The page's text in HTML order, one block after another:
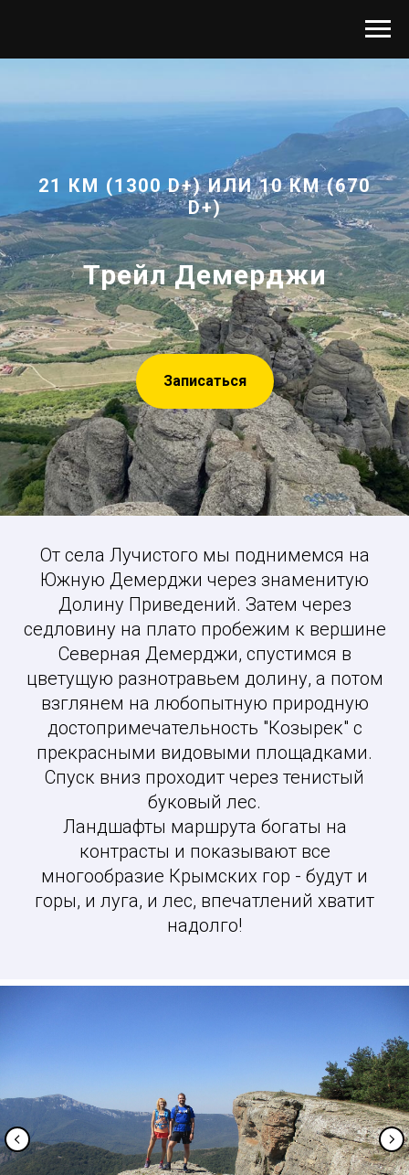
21 КМ (1300 D+) ИЛИ 10 КМ (670
D+)
Трейл Демерджи
Записаться
От села Лучистого мы поднимемся на
Южную Демерджи через знаменитую
Долину Приведений. Затем через
седловину на плато пробежим к вершине
Северная Демерджи, спустимся в
цветущую разнотравьем долину, а потом
взглянем на любопытную природную
достопримечательность "Козырек" с
прекрасными видовыми площадками.
Спуск вниз проходит через тенистый
буковый лес.
Ландшафты маршрута богаты на
контрасты и показывают все
многообразие Крымских гор - будут и
горы, и луга, и лес, впечатлений хватит
надолго!